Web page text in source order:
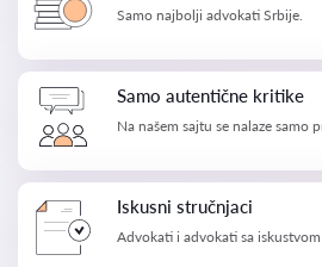
Samo najbolji advokati Srbije.
Samo autentične kritike
Na našem sajtu se nalaze samo
Iskusni stručnjaci
Advokati i advokati sa